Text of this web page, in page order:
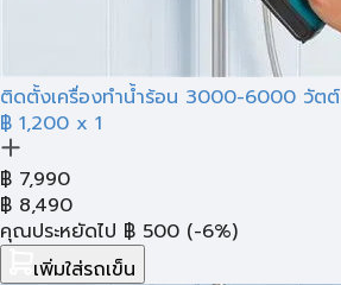
ติดตั้งเครื่องทำน้ำร้อน 3000-6000 วัตต์
฿ 1,200 x 1
฿ 7,990
฿ 8,490
คุณประหยัดไป ฿ 500 (-6%)
เพิ่มใส่รถเข็น